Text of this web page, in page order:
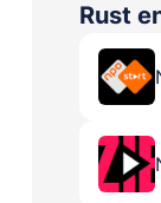
Rust